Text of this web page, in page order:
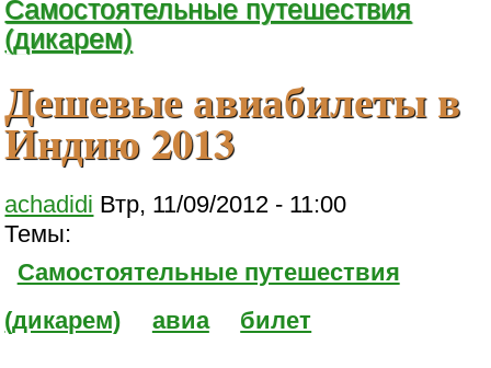
Самостоятельные путешествия
(дикарем)
Дешевые авиабилеты в
Индию 2013
achadidi Втр, 11/09/2012 - 11:00
Темы:
Самостоятельные путешествия
(дикарем)
авиа билет